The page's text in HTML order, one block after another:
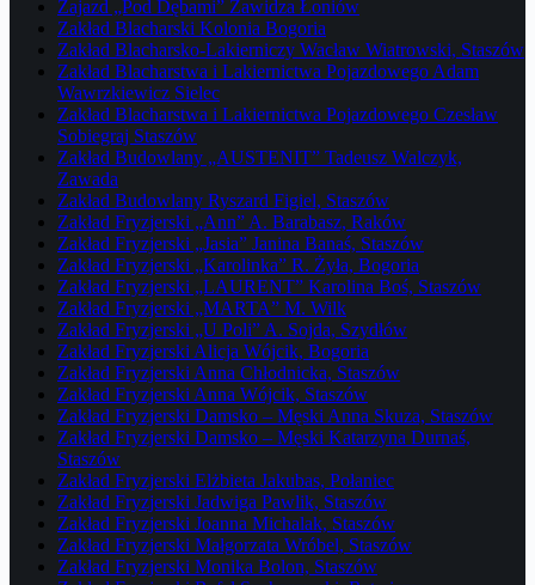
Zajazd „Pod Dębami” Zawidza Łoniów
Zakład Blacharski Kolonia Bogoria
Zakład Blacharsko-Lakierniczy Wacław Wiatrowski, Staszów
Zakład Blacharstwa i Lakiernictwa Pojazdowego Adam
Wawrzkiewicz Sielec
Zakład Blacharstwa i Lakiernictwa Pojazdowego Czesław
Sobiegraj Staszów
Zakład Budowlany „AUSTENIT” Tadeusz Walczyk,
Zawada
Zakład Budowlany Ryszard Figiel, Staszów
Zakład Fryzjerski „Ann” A. Barabasz, Raków
Zakład Fryzjerski „Jasia” Janina Banaś, Staszów
Zakład Fryzjerski „Karolinka” R. Żyła, Bogoria
Zakład Fryzjerski „LAURENT” Karolina Boś, Staszów
Zakład Fryzjerski „MARTA” M. Wilk
Zakład Fryzjerski „U Poli” A. Sojda, Szydłów
Zakład Fryzjerski Alicja Wójcik, Bogoria
Zakład Fryzjerski Anna Chłodnicka, Staszów
Zakład Fryzjerski Anna Wójcik, Staszów
Zakład Fryzjerski Damsko – Męski Anna Skuza, Staszów
Zakład Fryzjerski Damsko – Męski Katarzyna Durnaś,
Staszów
Zakład Fryzjerski Elżbieta Jakubas, Połaniec
Zakład Fryzjerski Jadwiga Pawlik, Staszów
Zakład Fryzjerski Joanna Michalak, Staszów
Zakład Fryzjerski Małgorzata Wróbel, Staszów
Zakład Fryzjerski Monika Bolon, Staszów